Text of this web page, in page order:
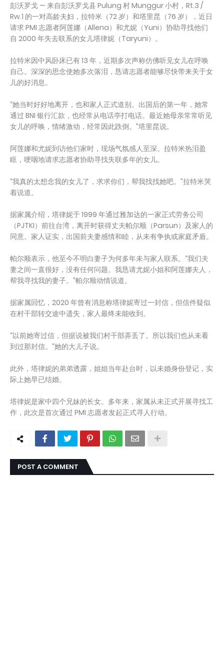
彭沃罗戈 — 来自彭沃罗戈县 Pulung 村 Munggur 小村，Rt.3 /
Rw.1 的一对高龄夫妇，拉特米（72 岁）和塔里昆（76 岁），近日
请求 PMI 志愿者阿莲娜（Allena）和尤妮（Yuni）协助寻找他们
自 2000 年失去联系的女儿塔律妮（Taryuni）。
拉特米因中风卧床已有 13 年，近期多次声称仿佛听见女儿在呼唤
自己。深深的思念使她多次落泪，恳请志愿者能够尽快带来关于女
儿的好消息。
“她当时好好地离开，也和家人正式道别。出国后的第一年，她常
通过 BNI 银行汇款，也经常从电话亭打电话。最近她母亲常常听见
女儿的呼唤，情绪激动，经常因此跌倒。”塔里昆说。
阿莲娜和尤妮到访他们家时，现场气氛感人至深。拉特米热泪盈
眶，哽咽地请求志愿者协助寻找失联多年的女儿。
“我真的太想念我的女儿了，求求你们，帮我找找她吧。”拉特米哭
着说道。
据家属介绍，塔律妮于 1999 年通过雅加达的一家正式劳务公司
（PJTKI）前往台湾，离开时获得丈夫帕尔顺（Parsun）及家人的
同意。家人证实，出国前夫妻感情和睦，从未有争执或家庭矛盾。
帕尔顺表示，他至今不明白妻子为何多年未与家人联系。“我们夫
妻之间一直很好，没有任何问题。我恳请尤妮小姐和阿莲娜夫人，
帮我寻找我的妻子。”帕尔顺动情说道。
据家属回忆，2020 年曾有消息称塔律妮寄过一封信，但信件疑似
在村干部转交途中遗失，家人最终未能收到。
“以前她寄过信，但据说被我们村干部弄丢了。所以我们也从未看
到过那封信。”她的大儿子说。
此外，塔律妮的弟弟透露，姐姐当年赴台时，以未婚身份登记，实
际上她早已结婚。
塔律妮是家中四个兄妹的长女。多年来，家属从未正式开展寻找工
作，此次是首次通过 PMI 志愿者发起正式寻人行动。
POST A COMMENT